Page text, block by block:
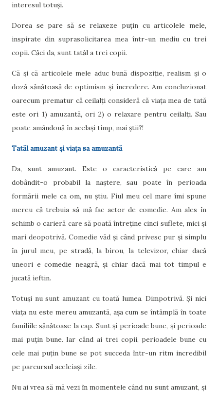
interesul totuși.
Dorea se pare să se relaxeze puțin cu articolele mele,
inspirate din suprasolicitarea mea într-un mediu cu trei
copii. Căci da, sunt tatăl a trei copii.
Că și că articolele mele aduc bună dispoziție, realism și o
doză sănătoasă de optimism și încredere. Am concluzionat
oarecum prematur că ceilalți consideră că viața mea de tată
este ori 1) amuzantă, ori 2) o relaxare pentru ceilalți. Sau
poate amândouă în același timp, mai știi?!
Tatăl amuzant și viața sa amuzantă
Da, sunt amuzant. Este o caracteristică pe care am
dobândit-o probabil la naștere, sau poate în perioada
formării mele ca om, nu știu. Fiul meu cel mare îmi spune
mereu că trebuia să mă fac actor de comedie. Am ales în
schimb o carieră care să poată întreține cinci suflete, mici și
mari deopotrivă. Comedie văd și când privesc pur și simplu
în jurul meu, pe stradă, la birou, la televizor, chiar dacă
uneori e comedie neagră, și chiar dacă mai tot timpul e
jucată ieftin.
Totuși nu sunt amuzant cu toată lumea. Dimpotrivă. Și nici
viața nu este mereu amuzantă, așa cum se întâmplă în toate
familiile sănătoase la cap. Sunt și perioade bune, și perioade
mai puțin bune. Iar când ai trei copii, perioadele bune cu
cele mai puțin bune se pot succeda într-un ritm incredibil
pe parcursul aceleiași zile.
Nu ai vrea să mă vezi în momentele când nu sunt amuzant, și